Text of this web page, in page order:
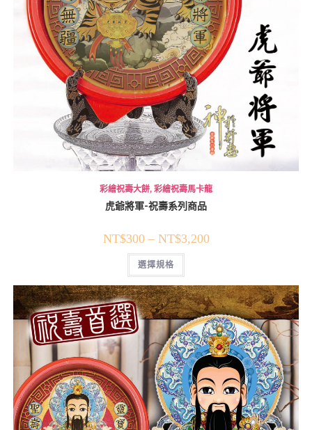
彩繪祝壽大餅, 彩繪祝壽馬卡龍
虎爺將軍-祝壽系列商品
NT$300– NT$3,200
選擇規格